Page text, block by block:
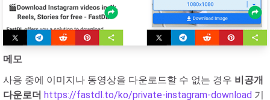
메모
사용 중에 이미지나 동영상을 다운로드할 수 없는 경우 비공개
다운로더 https://fastdl.to/ko/private-instagram-download 기